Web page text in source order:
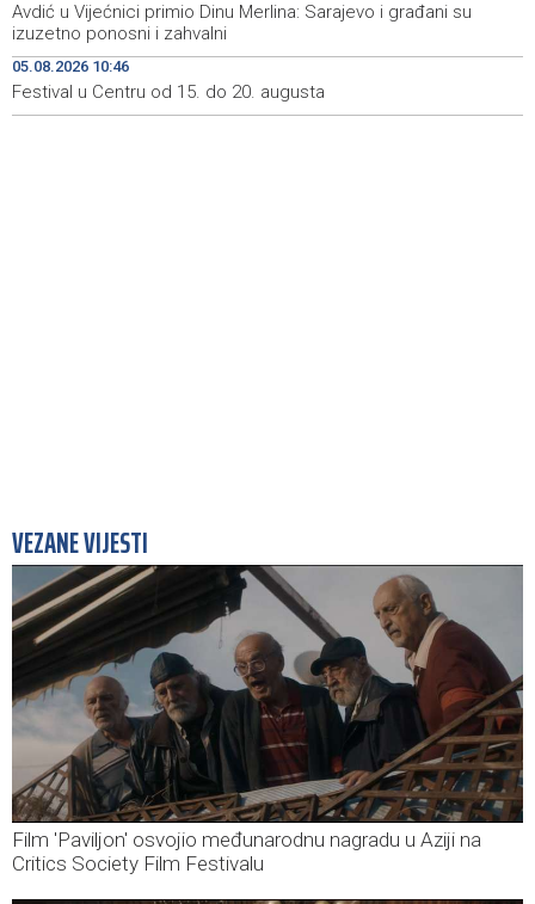
19:27
Grad Novi Travnik prvi put izravno dobio sredstva
Europske unije
19:16
Soreca says SEPA application marks important
milestone on BiH's EU path
Avdić u Vijećnici primio Dinu Merlina: Sarajevo i građani su
izuzetno ponosni i zahvalni
05.08.2026 10:46
Festival u Centru od 15. do 20. augusta
VEZANE VIJESTI
Film 'Paviljon' osvojio međunarodnu nagradu u Aziji na
Critics Society Film Festivalu